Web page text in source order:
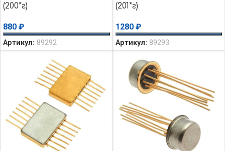
(200*г)
880 ₽
Артикул: 89292
(201*г)
1280 ₽
Артикул: 89293